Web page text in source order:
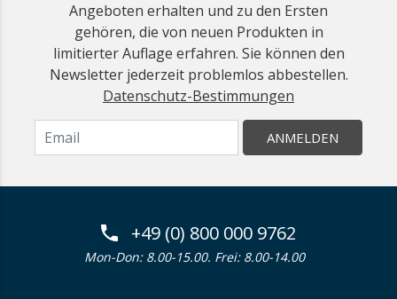
Angeboten erhalten und zu den Ersten
gehören, die von neuen Produkten in
limitierter Auflage erfahren. Sie können den
Newsletter jederzeit problemlos abbestellen.
Datenschutz-Bestimmungen
ANMELDEN
+49 (0) 800 000 9762
Mon-Don: 8.00-15.00. Frei: 8.00-14.00